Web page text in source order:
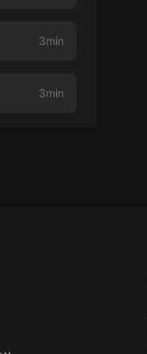
3min
3min